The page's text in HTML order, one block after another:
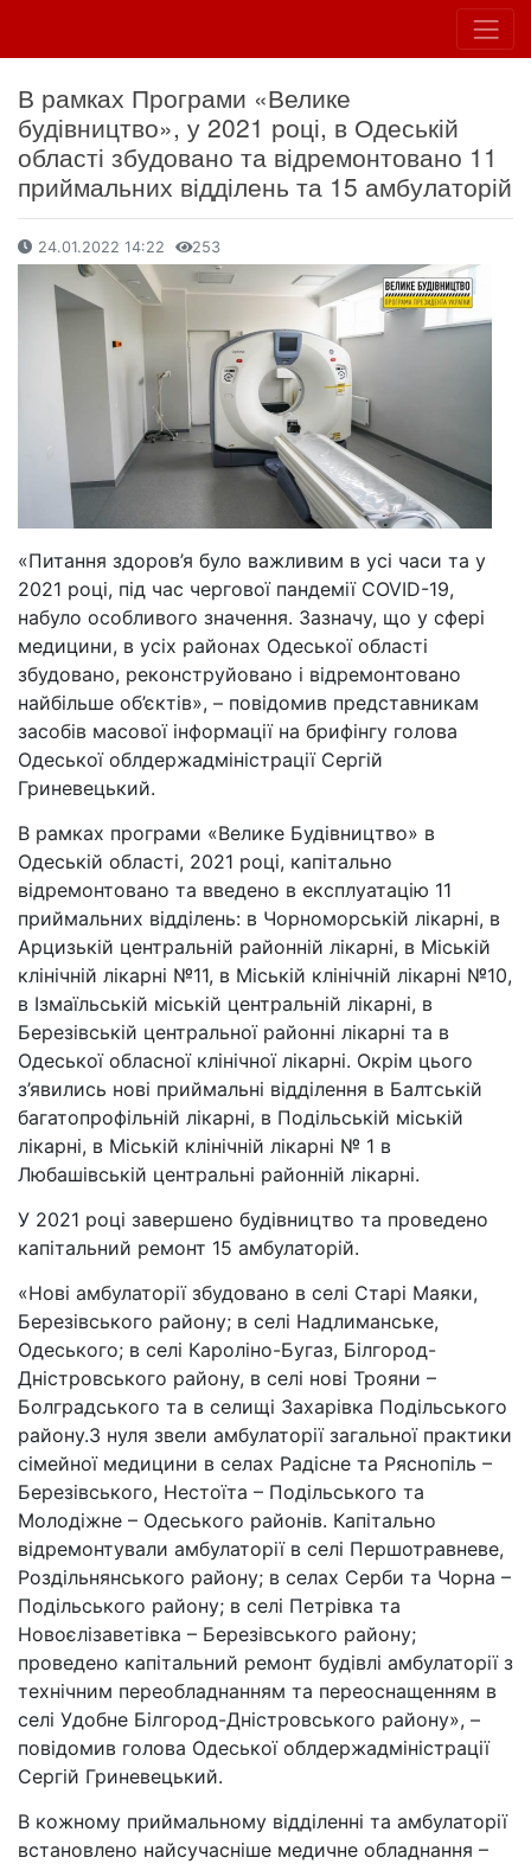
В рамках Програми «Велике
будівництво», у 2021 році, в Одеській
області збудовано та відремонтовано 11
приймальних відділень та 15 амбулаторій
24.01.2022 14:22 253
«Питання здоров’я було важливим в усі часи та у
2021 році, під час чергової пандемії COVID-19,
набуло особливого значення. Зазначу, що у сфері
медицини, в усіх районах Одеської області
збудовано, реконструйовано і відремонтовано
найбільше об’єктів», – повідомив представникам
засобів масової інформації на брифінгу голова
Одеської облдержадміністрації Сергій
Гриневецький.
В рамках програми «Велике Будівництво» в
Одеській області, 2021 році, капітально
відремонтовано та введено в експлуатацію 11
приймальних відділень: в Чорноморській лікарні, в
Арцизькій центральній районній лікарні, в Міській
клінічній лікарні №11, в Міській клінічній лікарні №10,
в Ізмаїльській міській центральній лікарні, в
Березівській центральної районні лікарні та в
Одеської обласної клінічної лікарні. Окрім цього
з’явились нові приймальні відділення в Балтській
багатопрофільній лікарні, в Подільській міській
лікарні, в Міській клінічній лікарні № 1 в
Любашівській центральні районній лікарні.
У 2021 році завершено будівництво та проведено
капітальний ремонт 15 амбулаторій.
«Нові амбулаторії збудовано в селі Старі Маяки,
Березівського району; в селі Надлиманське,
Одеського; в селі Кароліно-Бугаз, Білгород-
Дністровського району, в селі нові Трояни –
Болградського та в селищі Захарівка Подільського
району.З нуля звели амбулаторії загальної практики
сімейної медицини в селах Радісне та Ряснопіль –
Березівського, Нестоїта – Подільського та
Молодіжне – Одеського районів. Капітально
відремонтували амбулаторії в селі Першотравневе,
Роздільнянського району; в селах Серби та Чорна –
Подільського району; в селі Петрівка та
Новоєлізаветівка – Березівського району;
проведено капітальний ремонт будівлі амбулаторії з
технічним переобладнанням та переоснащенням в
селі Удобне Білгород-Дністровського району», –
повідомив голова Одеської облдержадміністрації
Сергій Гриневецький.
В кожному приймальному відділенні та амбулаторії
встановлено найсучасніше медичне обладнання –